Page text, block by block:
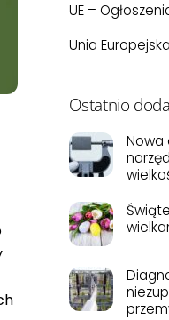
UE –
Unia Europejska
Ostatnio
Nowa